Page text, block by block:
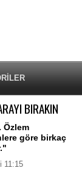
BIRAKIN
Özlem
göre birkaç
11:15